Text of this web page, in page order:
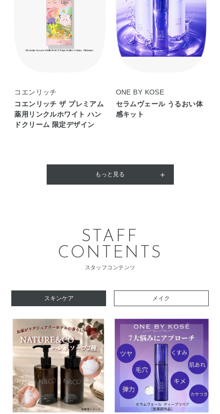
コエンリッチ
コエンリッチ ザ プレミアム
薬用リンクルホワイト ハン
ドクリーム 限定デザイン
ONE BY KOSE
セラムヴェール うるおい体
感キット
もっと見る
STAFF
CONTENTS
スタッフコンテンツ
スキンケア メイク